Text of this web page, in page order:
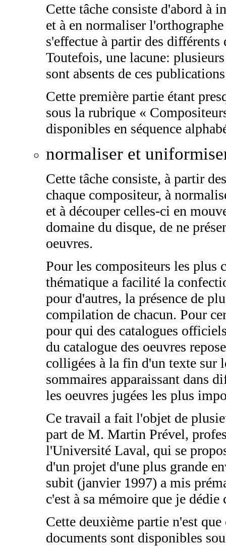
Cette tâche consiste d'abord à
et à en normaliser
s'effectue à partir des
Toutefois, une lacune:
sont absents de ces
Cette première partie étant
sous la rubrique «
disponibles en séquence
normaliser et
Cette tâche consiste, à partir
chaque compositeur, à
et à découper celles-ci en
domaine du disque, de ne
oeuvres.
Pour les compositeurs les plus
thématique a facilité la
pour d'autres, la présence de
compilation de chacun. Pour
pour qui des catalogues
du catalogue des oeuvres
colligées à la fin d'un texte sur
sommaires apparaissant dans
les oeuvres jugées les plus
Ce travail a fait l'objet de
part de M. Martin Prével,
l'Université Laval, qui se
d'un projet d'une plus grande
subit (janvier 1997) a mis
c'est à sa mémoire que je
Cette deuxième partie n'est
documents sont disponibles